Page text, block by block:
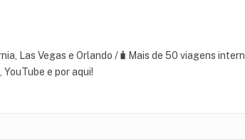
Las Vegas e Orlando /🧳Mais de 50 viagens
e por aqui!